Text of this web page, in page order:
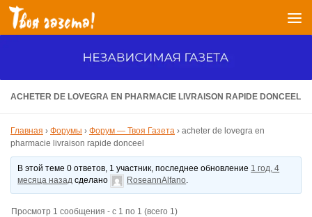
Перейти к содержимому
ACHETER DE LOVEGRA EN PHARMACIE LIVRAISON RAPIDE DONCEEL
Главная › Форумы › Форум — Твоя Газета › acheter de lovegra en
pharmacie livraison rapide donceel
В этой теме 0 ответов, 1 участник, последнее обновление 1 год, 4
месяца назад сделано RoseannAlfano.
Просмотр 1 сообщения - с 1 по 1 (всего 1)